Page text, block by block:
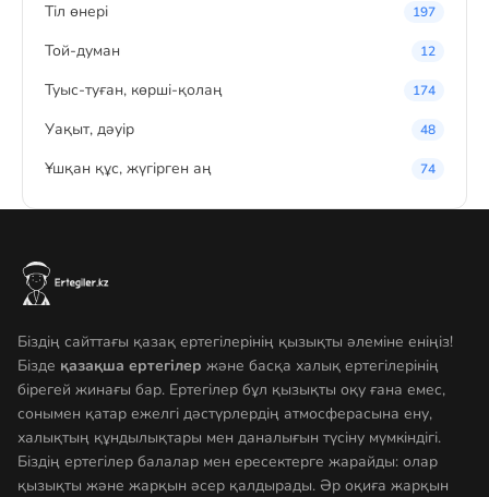
Тіл өнері 197
Той-думан 12
Туыс-туған, көрші-қолаң 174
Уақыт, дәуір 48
Ұшқан құс, жүгірген аң 74
Біздің сайттағы қазақ ертегілерінің қызықты әлеміне еніңіз!
Бізде қазақша ертегілер және басқа халық ертегілерінің
бірегей жинағы бар. Ертегілер бұл қызықты оқу ғана емес,
сонымен қатар ежелгі дәстүрлердің атмосферасына ену,
халықтың құндылықтары мен даналығын түсіну мүмкіндігі.
Біздің ертегілер балалар мен ересектерге жарайды: олар
қызықты және жарқын әсер қалдырады. Әр оқиға жарқын